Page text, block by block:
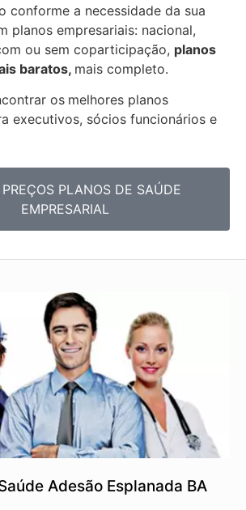
conforme a necessidade da sua
planos empresariais: nacional,
ou sem coparticipação, planos
baratos, mais completo.
os melhores planos
executivos, sócios funcionários e
PLANOS DE SAÚDE
EMPRESARIAL
Adesão Esplanada BA